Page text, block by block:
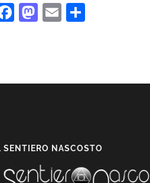
Facebook
Mastodon
Email
SENTIERO NASCOSTO